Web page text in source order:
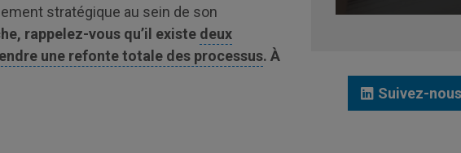
stratégique au sein de son
rappelez-vous qu’il existe deux
une refonte totale des processus. À
Suivez-